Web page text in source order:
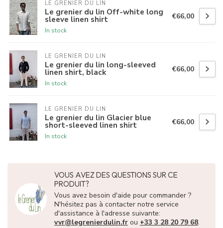
LE GRENIER DU LIN
Le grenier du lin Off-white long
sleeve linen shirt
In stock
€66,00
LE GRENIER DU LIN
Le grenier du lin long-sleeved
linen shirt, black
In stock
€66,00
LE GRENIER DU LIN
Le grenier du lin Glacier blue
short-sleeved linen shirt
In stock
€66,00
VOUS AVEZ DES QUESTIONS SUR CE
PRODUIT?
Vous avez besoin d'aide pour commander ?
N'hésitez pas à contacter notre service
d'assistance à l'adresse suivante:
vvr@legrenierdulin.fr ou +33 3 28 20 79 68.